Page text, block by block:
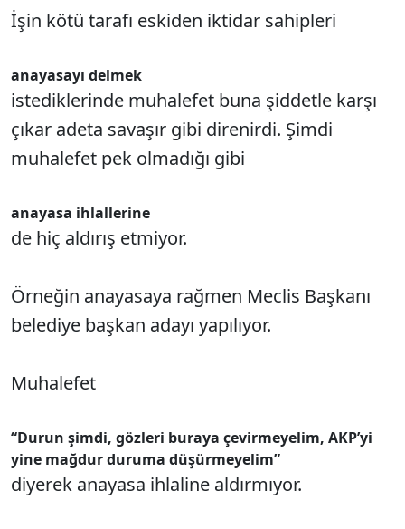
İşin kötü tarafı eskiden iktidar sahipleri
anayasayı delmek
istediklerinde muhalefet buna şiddetle karşı
çıkar adeta savaşır gibi direnirdi. Şimdi
muhalefet pek olmadığı gibi
anayasa ihlallerine
de hiç aldırış etmiyor.
Örneğin anayasaya rağmen Meclis Başkanı
belediye başkan adayı yapılıyor.
Muhalefet
“Durun şimdi, gözleri buraya çevirmeyelim, AKP’yi
yine mağdur duruma düşürmeyelim”
diyerek anayasa ihlaline aldırmıyor.